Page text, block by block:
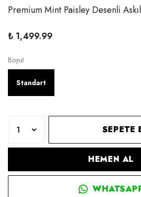
Premium Mint Paisley Desenli
₺ 1,499.99
Boyut
Standart
SEPETE
HEMEN AL